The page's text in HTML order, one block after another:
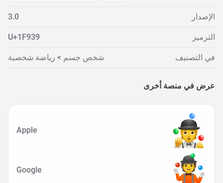
الإصدار 3.0
الترميز U+1F939
في التصنيف شخص جسم > رياضة شخصية
عرض في منصة أخرى
Apple
Google